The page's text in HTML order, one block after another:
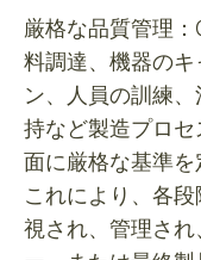
厳格な品質管理
料調達、機器のキ
ン、人員の訓練
持など製造プロ
面に厳格な基準を
これにより、各
視され、管理され